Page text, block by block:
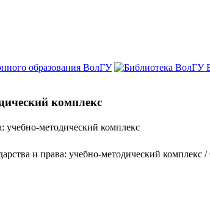
образования ВолГУ
комплекс
учебно-методический комплекс
и права: учебно-методический